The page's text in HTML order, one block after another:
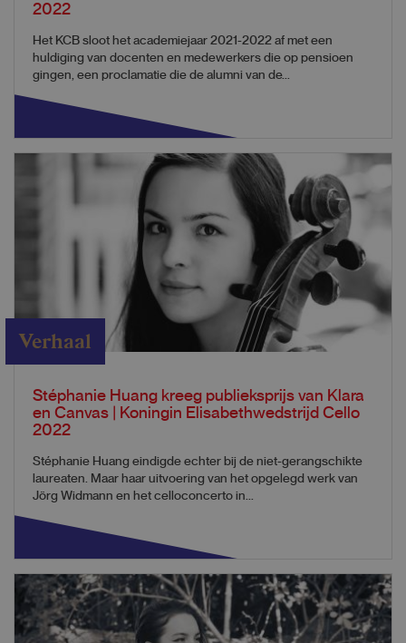
2022
Het KCB sloot het academiejaar 2021-2022 af met een
huldiging van docenten en medewerkers die op pensioen
gingen, een proclamatie die de alumni van de...
Verhaal
Stéphanie Huang kreeg publieksprijs van Klara
en Canvas | Koningin Elisabethwedstrijd Cello
2022
Stéphanie Huang eindigde echter bij de niet-gerangschikte
laureaten. Maar haar uitvoering van het opgelegd werk van
Jörg Widmann en het celloconcerto in...